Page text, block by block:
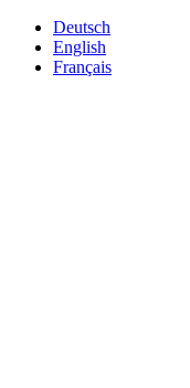
Deutsch
English
Français